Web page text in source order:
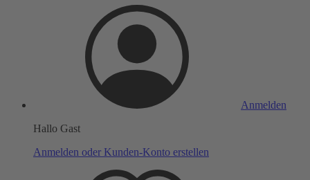
Anmelden
Hallo Gast
Anmelden oder Kunden-Konto erstellen